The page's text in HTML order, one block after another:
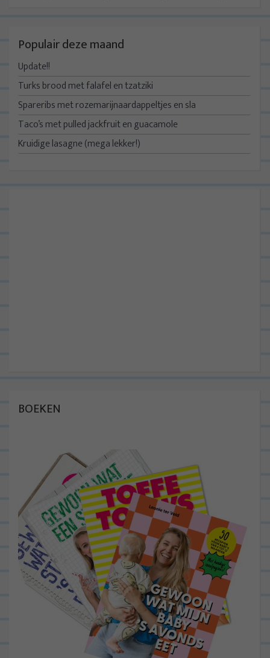
Populair deze maand
Update!!
Turks brood met falafel en tzatziki
Spareribs met rozemarijnaardappeltjes en sla
Taco’s met pulled jackfruit en guacamole
Kruidige lasagne (mega lekker!)
BOEKEN